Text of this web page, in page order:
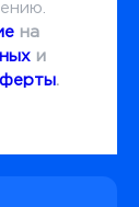
на
и
.